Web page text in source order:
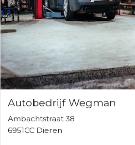
Autobedrijf Wegman
Ambachtstraat 38
6951CC Dieren